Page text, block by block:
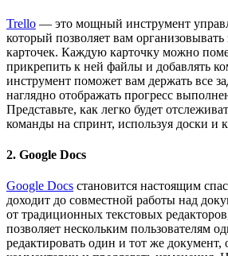
Trello — это мощный инструмент
который позволяет вам
карточек. Каждую карточку можно
прикрепить к ней файлы и добавлять
инструмент поможет вам держать все
наглядно отображать прогресс
Представьте, как легко будет
команды на спринт, используя доски и
2. Google Docs
Google Docs становится настоящим
доходит до совместной работы над
от традиционных текстовых
позволяет нескольким пользователям
редактировать один и тот же документ,